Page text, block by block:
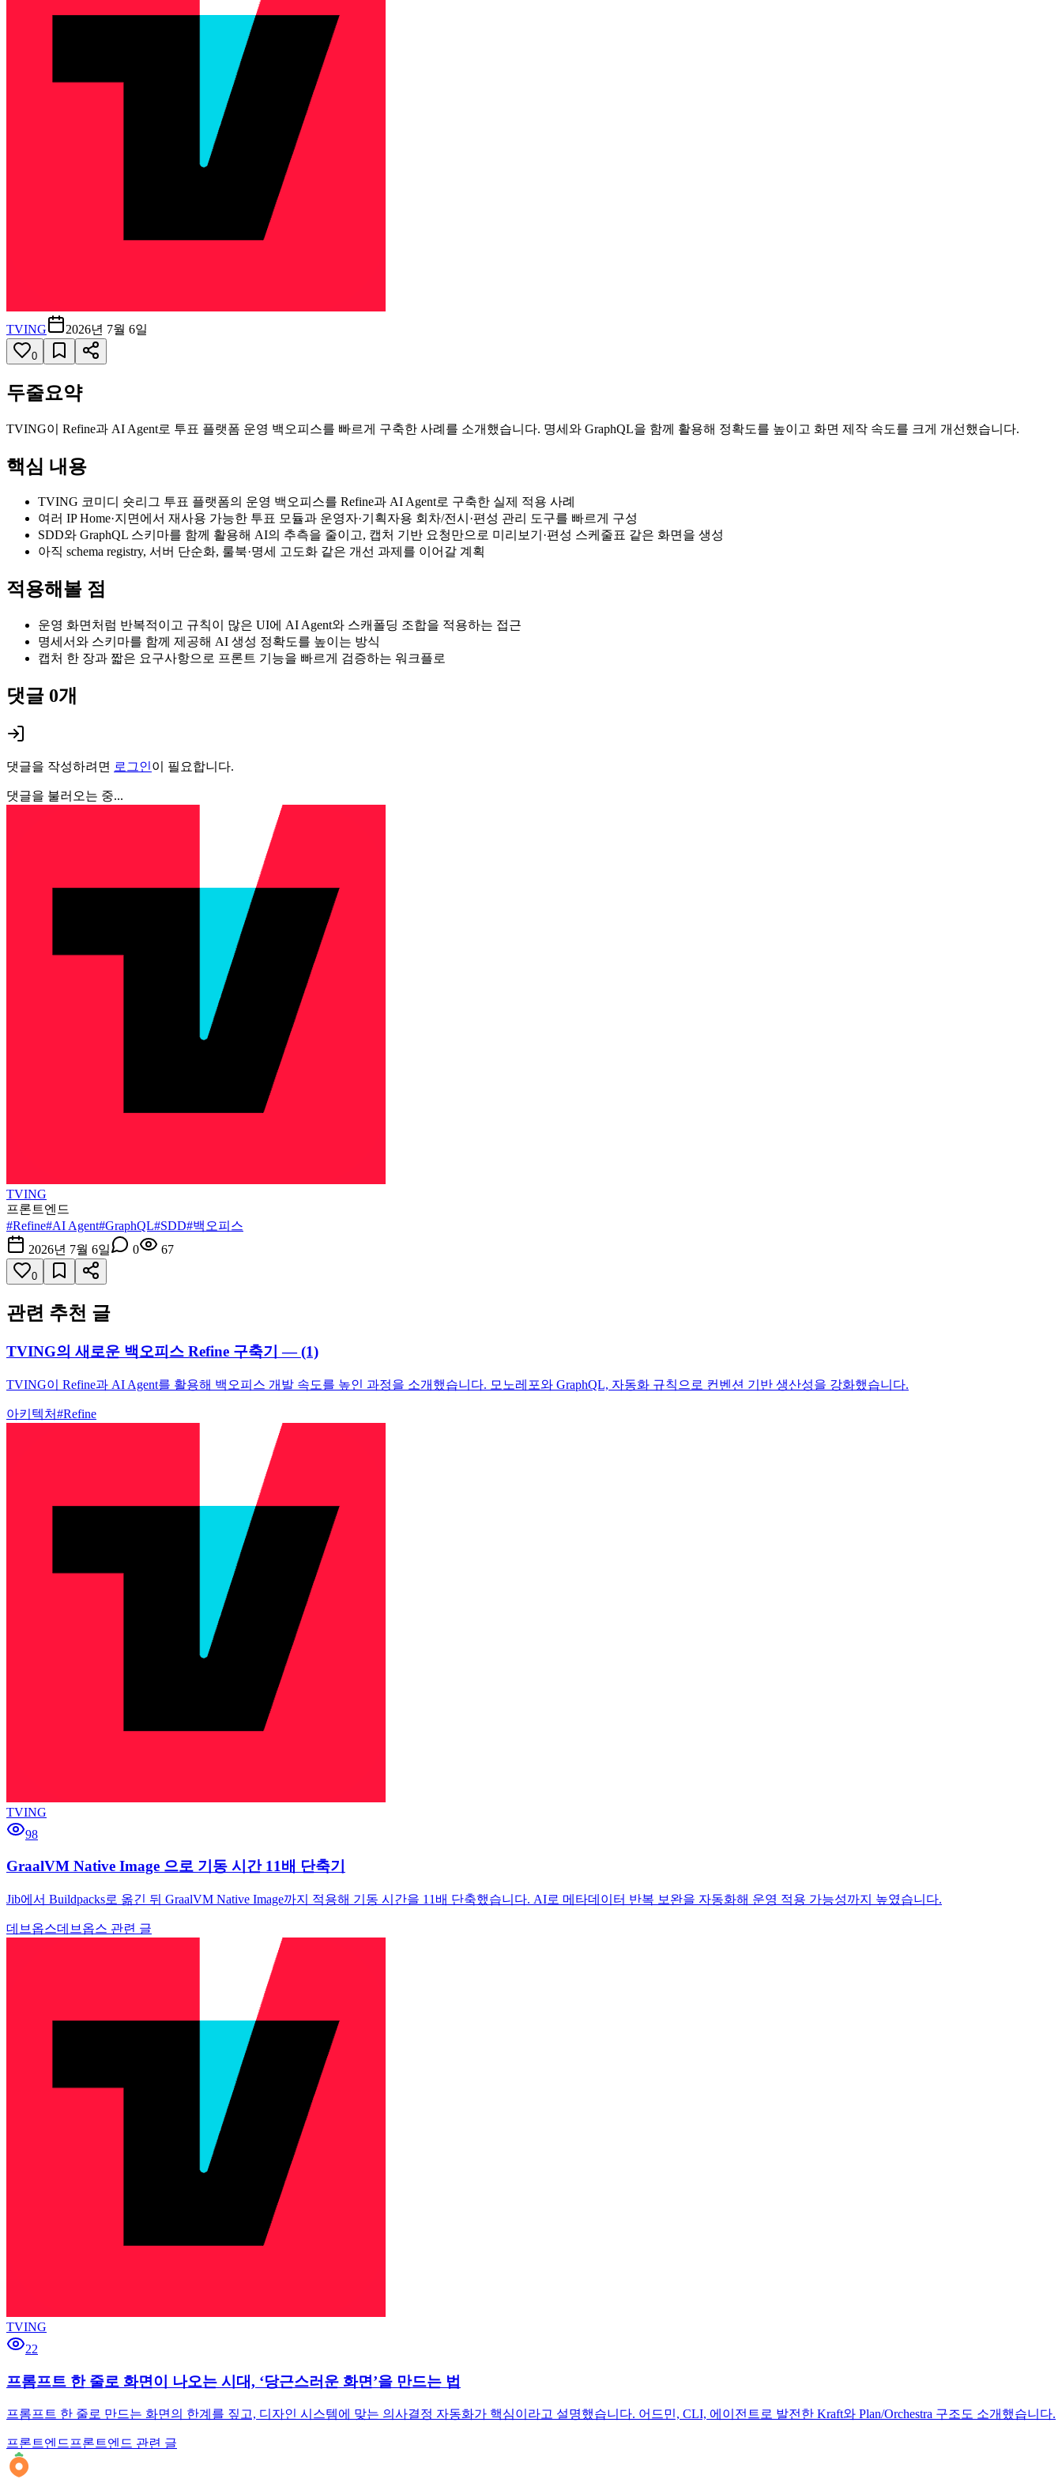
TVING 2026년 7월 6일
0
두줄요약
TVING이 Refine과 AI Agent로 투표 플랫폼 운영 백오피스를 빠르게 구축한 사례를 소개했습니다. 명세와 GraphQL을 함께 활용해 정확도를 높이고 화면 제작 속도를 크게 개선했습니다.
핵심 내용
TVING 코미디 숏리그 투표 플랫폼의 운영 백오피스를 Refine과 AI Agent로 구축한 실제 적용 사례
여러 IP Home·지면에서 재사용 가능한 투표 모듈과 운영자·기획자용 회차/전시·편성 관리 도구를 빠르게 구성
SDD와 GraphQL 스키마를 함께 활용해 AI의 추측을 줄이고, 캡처 기반 요청만으로 미리보기·편성 스케줄표 같은 화면을 생성
아직 schema registry, 서버 단순화, 룰북·명세 고도화 같은 개선 과제를 이어갈 계획
적용해볼 점
운영 화면처럼 반복적이고 규칙이 많은 UI에 AI Agent와 스캐폴딩 조합을 적용하는 접근
명세서와 스키마를 함께 제공해 AI 생성 정확도를 높이는 방식
캡처 한 장과 짧은 요구사항으로 프론트 기능을 빠르게 검증하는 워크플로
댓글 0개
댓글을 작성하려면 로그인이 필요합니다.
댓글을 불러오는 중...
TVING
프론트엔드
#Refine#AI Agent#GraphQL#SDD#백오피스
2026년 7월 6일
0 67
0
관련 추천 글
TVING의 새로운 백오피스 Refine 구축기 — (1)
TVING이 Refine과 AI Agent를 활용해 백오피스 개발 속도를 높인 과정을 소개했습니다. 모노레포와 GraphQL, 자동화 규칙으로 컨벤션 기반 생산성을 강화했습니다.
아키텍처#Refine
TVING
98
GraalVM Native Image 으로 기동 시간 11배 단축기
Jib에서 Buildpacks로 옮긴 뒤 GraalVM Native Image까지 적용해 기동 시간을 11배 단축했습니다. AI로 메타데이터 반복 보완을 자동화해 운영 적용 가능성까지 높였습니다.
데브옵스데브옵스 관련 글
TVING
22
프롬프트 한 줄로 화면이 나오는 시대, ‘당근스러운 화면’을 만드는 법
프롬프트 한 줄로 만드는 화면의 한계를 짚고, 디자인 시스템에 맞는 의사결정 자동화가 핵심이라고 설명했습니다. 어드민, CLI, 에이전트로 발전한 Kraft와 Plan/Orchestra 구조도 소개했습니다.
프론트엔드프론트엔드 관련 글